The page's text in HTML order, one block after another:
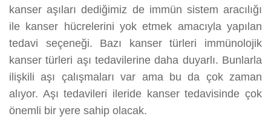
kanser aşıları dediğimiz de immün sistem aracılığı
ile kanser hücrelerini yok etmek amacıyla yapılan
tedavi seçeneği. Bazı kanser türleri immünolojik
kanser türleri aşı tedavilerine daha duyarlı. Bunlarla
ilişkili aşı çalışmaları var ama bu da çok zaman
alıyor. Aşı tedavileri ileride kanser tedavisinde çok
önemli bir yere sahip olacak.